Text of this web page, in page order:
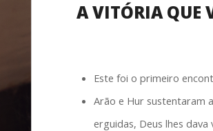
A VITÓRIA QUE
Este foi o primeiro
Arão e Hur sustentaram
erguidas, Deus lhes dava